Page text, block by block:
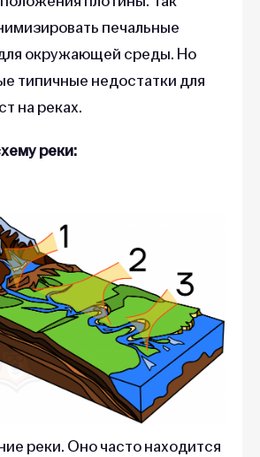
печальные
окружающей среды. Но
типичные недостатки для
на реках.
реки:
реки. Оно часто находится